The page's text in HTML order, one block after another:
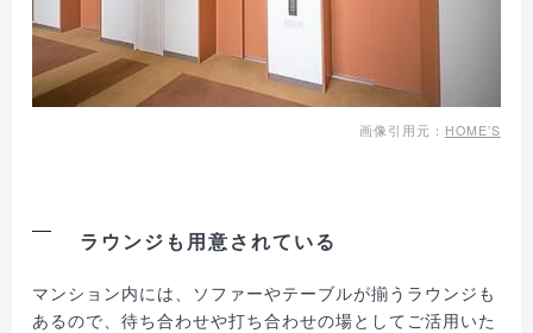
画像引用元： HOME’S
ラウンジも用意されている
マンション内には、ソファーやテーブルが揃うラウンジも
あるので、待ち合わせや打ち合わせの場としてご活用いた